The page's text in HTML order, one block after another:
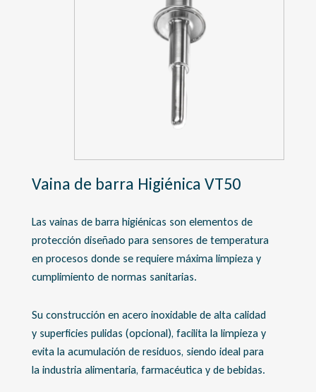
Vaina de barra Higiénica VT50
Las vainas de barra higiénicas son elementos de
protección diseñado para sensores de temperatura
en procesos donde se requiere máxima limpieza y
cumplimiento de normas sanitarias.
Su construcción en acero inoxidable de alta calidad
y superficies pulidas (opcional), facilita la limpieza y
evita la acumulación de residuos, siendo ideal para
la industria alimentaria, farmacéutica y de bebidas.